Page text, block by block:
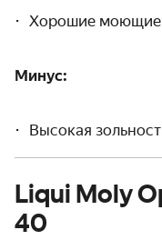
Хорошие моющие
Минус:
Высокая
Liqui Moly
40